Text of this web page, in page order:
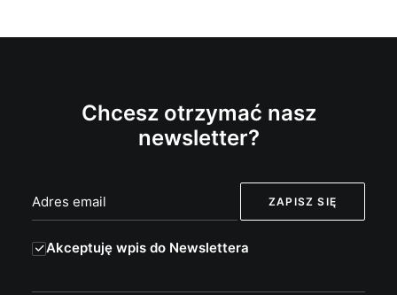
Chcesz otrzymać nasz
newsletter?
Akceptuję wpis do Newslettera